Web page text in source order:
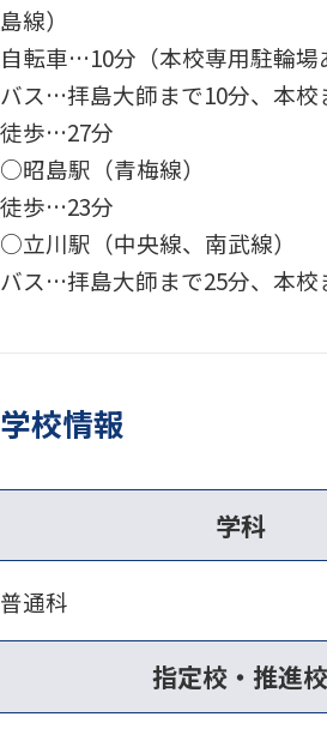
島線）
自転車…10分（本校専用駐輪場
バス…拝島大師まで10分、本校
徒歩…27分
○昭島駅（青梅線）
徒歩…23分
○立川駅（中央線、南武線）
バス…拝島大師まで25分、本校
学校情報
学科
普通科
指定校・推進校